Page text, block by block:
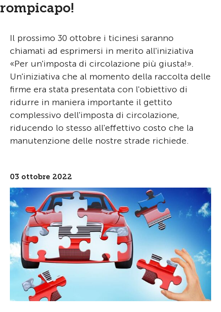
rompicapo!
Il prossimo 30 ottobre i ticinesi saranno
chiamati ad esprimersi in merito all'iniziativa
«Per un'imposta di circolazione più giusta!».
Un'iniziativa che al momento della raccolta delle
firme era stata presentata con l'obiettivo di
ridurre in maniera importante il gettito
complessivo dell'imposta di circolazione,
riducendo lo stesso all'effettivo costo che la
manutenzione delle nostre strade richiede.
03 ottobre 2022